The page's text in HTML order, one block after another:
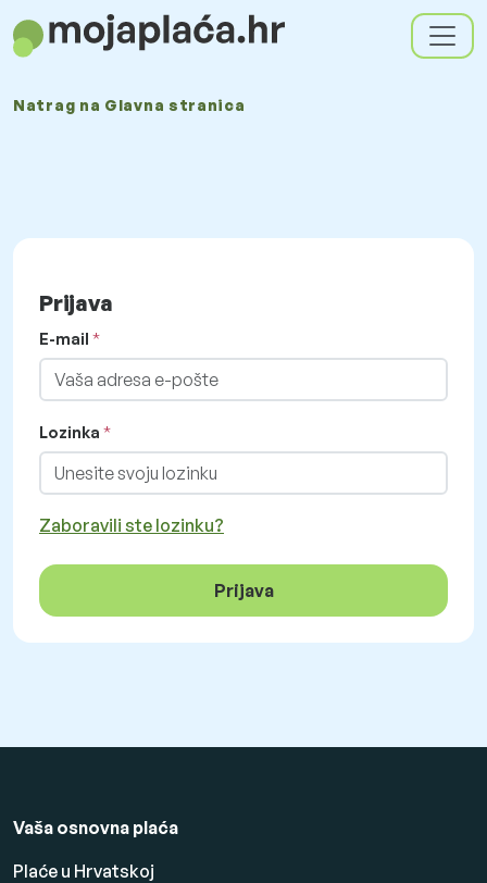
Natrag na Glavna stranica
Prijava
E-mail
Lozinka
Zaboravili ste lozinku?
Prijava
Vaša osnovna plaća
Plaće u Hrvatskoj